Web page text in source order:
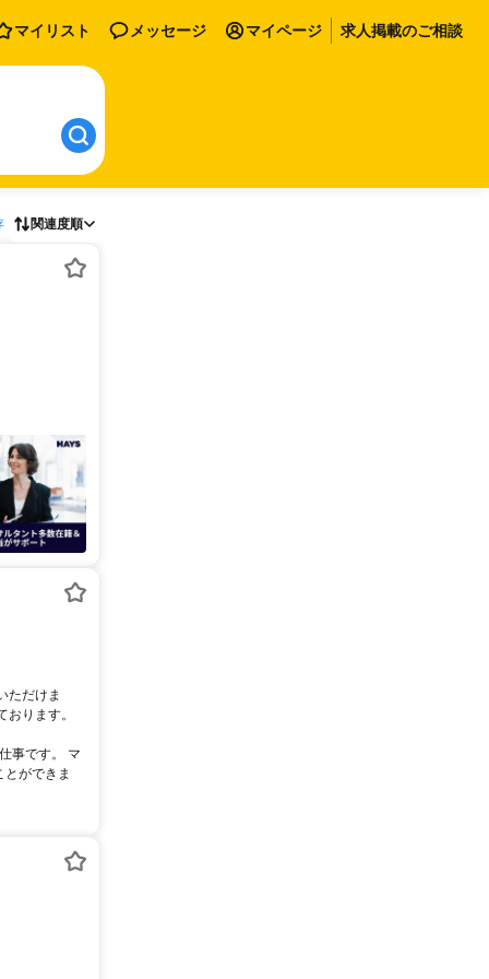
マイリスト メッセージ マイページ 求人掲載のご相談
関連度順
ただけま
ります。
事です。 マ
ができま